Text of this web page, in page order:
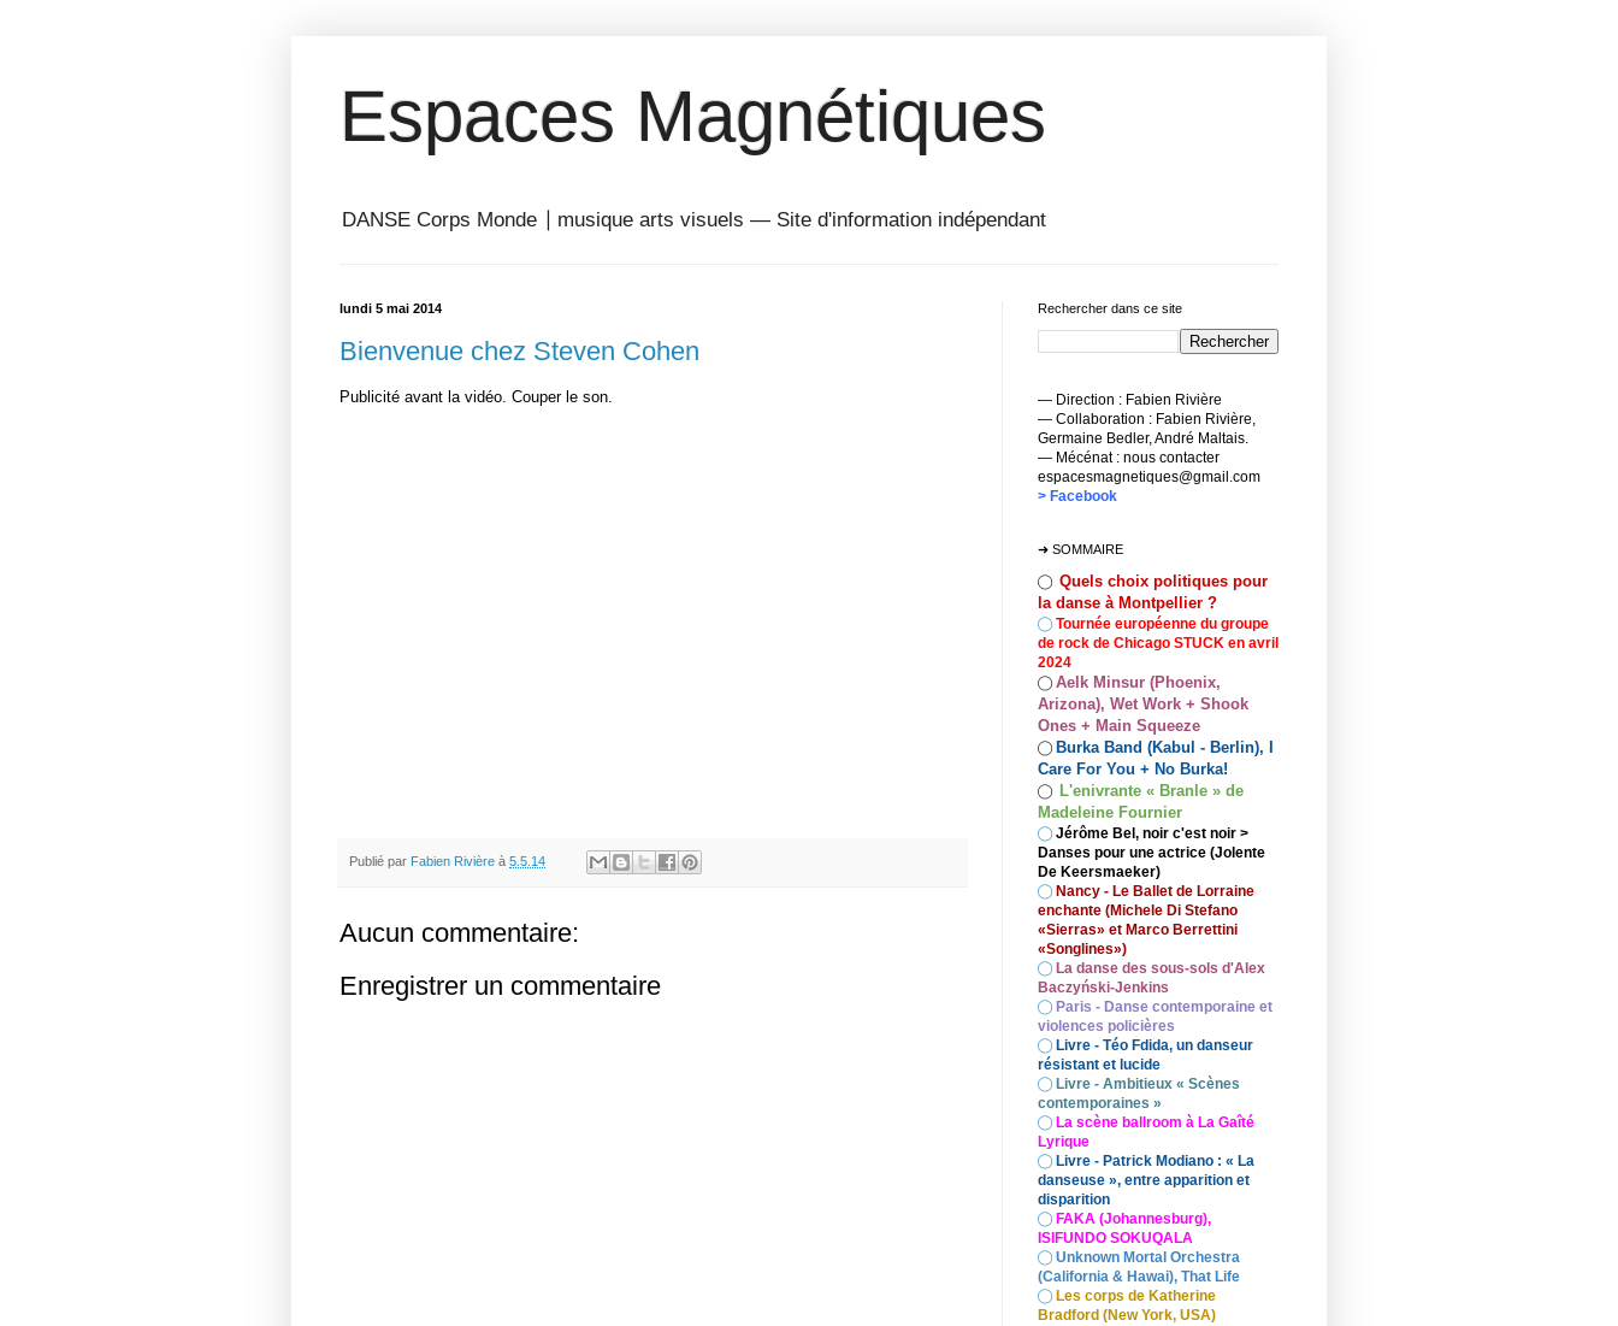
Espaces Magnétiques
DANSE Corps Monde ⎥ musique arts visuels — Site d'information indépendant
lundi 5 mai 2014
Bienvenue chez Steven Cohen
Publicité avant la vidéo. Couper le son.
Publié par Fabien Rivière à 5.5.14
Aucun commentaire:
Enregistrer un commentaire
Rechercher dans ce site
— Direction : Fabien Rivière
— Collaboration : Fabien Rivière,
Germaine Bedler, André Maltais.
— Mécénat : nous contacter
espacesmagnetiques@gmail.com
> Facebook
➜ SOMMAIRE
◯ Quels choix politiques pour
la danse à Montpellier ?
◯ Tournée européenne du groupe
de rock de Chicago STUCK en avril
2024
◯ Aelk Minsur (Phoenix,
Arizona), Wet Work + Shook
Ones + Main Squeeze
◯ Burka Band (Kabul - Berlin), I
Care For You + No Burka!
◯ L'enivrante « Branle » de
Madeleine Fournier
◯ Jérôme Bel, noir c'est noir >
Danses pour une actrice (Jolente
De Keersmaeker)
◯ Nancy - Le Ballet de Lorraine
enchante (Michele Di Stefano
«Sierras» et Marco Berrettini
«Songlines»)
◯ La danse des sous-sols d'Alex
Baczyński-Jenkins
◯ Paris - Danse contemporaine et
violences policières
◯ Livre - Téo Fdida, un danseur
résistant et lucide
◯ Livre - Ambitieux « Scènes
contemporaines »
◯ La scène ballroom à La Gaîté
Lyrique
◯ Livre - Patrick Modiano : « La
danseuse », entre apparition et
disparition
◯ FAKA (Johannesburg),
ISIFUNDO SOKUQALA
◯ Unknown Mortal Orchestra
(California & Hawai), That Life
◯ Les corps de Katherine
Bradford (New York, USA)